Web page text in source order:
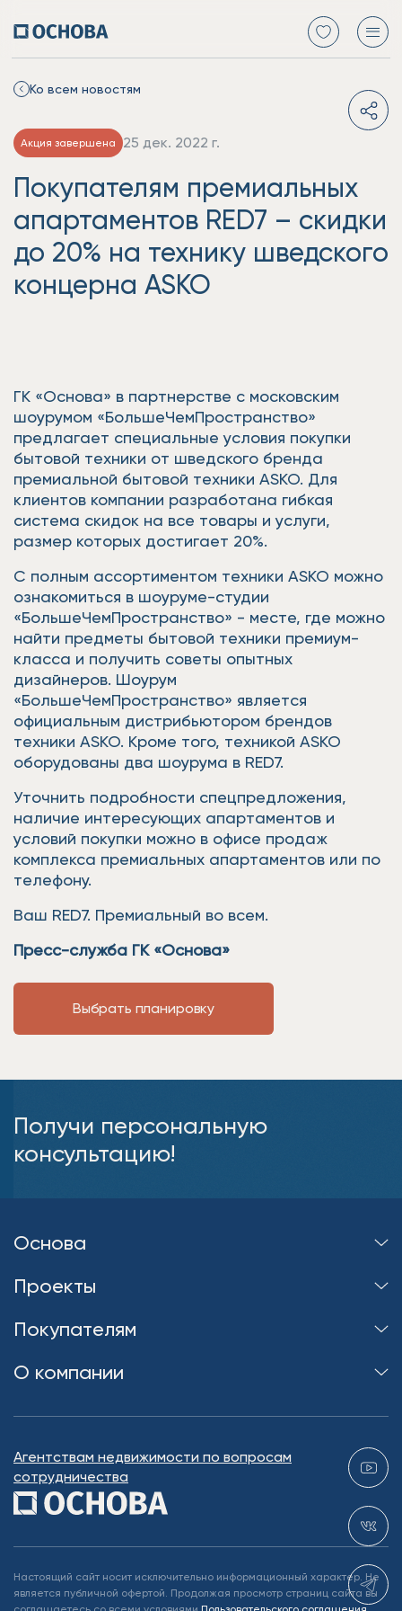
Ко всем новостям
Акция завершена 25 дек. 2022 г.
Покупателям премиальных
апартаментов RED7 – скидки
до 20% на технику шведского
концерна ASKO
ГК «Основа» в партнерстве с московским
шоурумом «БольшеЧемПространство»
предлагает специальные условия покупки
бытовой техники от шведского бренда
премиальной бытовой техники ASKO. Для
клиентов компании разработана гибкая
система скидок на все товары и услуги,
размер которых достигает 20%.
С полным ассортиментом техники ASKO можно
ознакомиться в шоуруме-студии
«БольшеЧемПространство» - месте, где можно
найти предметы бытовой техники премиум-
класса и получить советы опытных
дизайнеров. Шоурум
«БольшеЧемПространство» является
официальным дистрибьютором брендов
техники ASKO. Кроме того, техникой ASKO
оборудованы два шоурума в RED7.
Уточнить подробности спецпредложения,
наличие интересующих апартаментов и
условий покупки можно в офисе продаж
комплекса премиальных апартаментов или по
телефону.
Ваш RED7. Премиальный во всем.
Пресс-служба ГК «Основа»
Выбрать планировку
Получи персональную
консультацию!
Основа
Проекты
Покупателям
О компании
Агентствам недвижимости по вопросам
сотрудничества
Настоящий сайт носит исключительно информационный характер. Не
является публичной офертой. Продолжая просмотр страниц сайта вы